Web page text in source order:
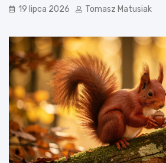
19 lipca 2026 Tomasz Matusiak